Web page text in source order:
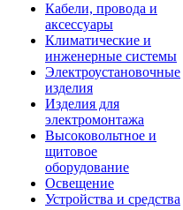
Кабели, провода и
аксессуары
Климатические и
инженерные системы
Электроустановочные
изделия
Изделия для
электромонтажа
Высоковольтное и
щитовое
оборудование
Освещение
Устройства и средства